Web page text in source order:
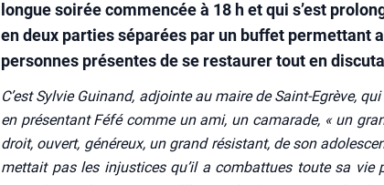
longue soirée commencée à 18 h et qui s’est
en deux parties séparées par un buffet permettant
personnes présentes de se restaurer tout en
C’est Syl­vie Gui­nand, adjointe au maire de Saint-Egrève,
en pré­sen­tant Féfé comme un ami, un cama­rade, « un
droit, ouvert, géné­reux, un grand résis­tant, de son
met­tait pas les injus­tices qu’il a com­bat­tues toute sa vie